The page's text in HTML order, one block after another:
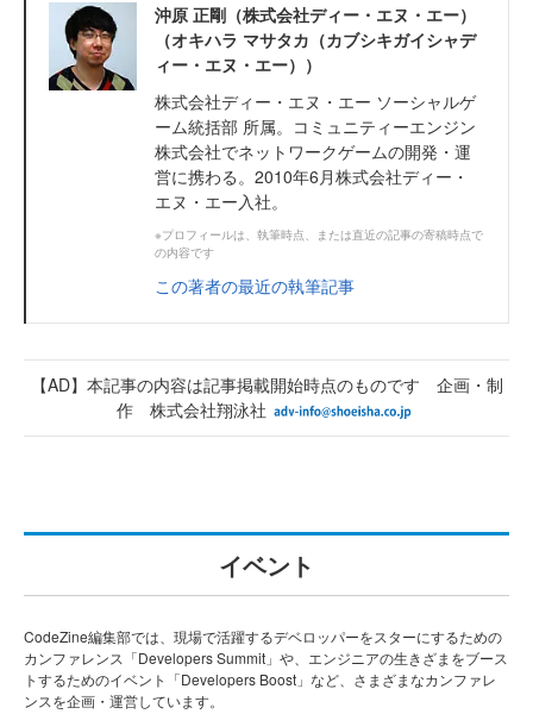
沖原 正剛（株式会社ディー・エヌ・エー）
（オキハラ マサタカ（カブシキガイシャデ
ィー・エヌ・エー））
株式会社ディー・エヌ・エー ソーシャルゲ
ーム統括部 所属。コミュニティーエンジン
株式会社でネットワークゲームの開発・運
営に携わる。2010年6月株式会社ディー・
エヌ・エー入社。
※プロフィールは、執筆時点、または直近の記事の寄稿時点で
の内容です
この著者の最近の執筆記事
【AD】本記事の内容は記事掲載開始時点のものです 企画・制
作 株式会社翔泳社
イベント
CodeZine編集部では、現場で活躍するデベロッパーをスターにするための
カンファレンス「Developers Summit」や、エンジニアの生きざまをブース
トするためのイベント「Developers Boost」など、さまざまなカンファレ
ンスを企画・運営しています。